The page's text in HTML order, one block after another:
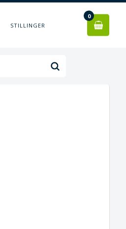
STILLINGER
0